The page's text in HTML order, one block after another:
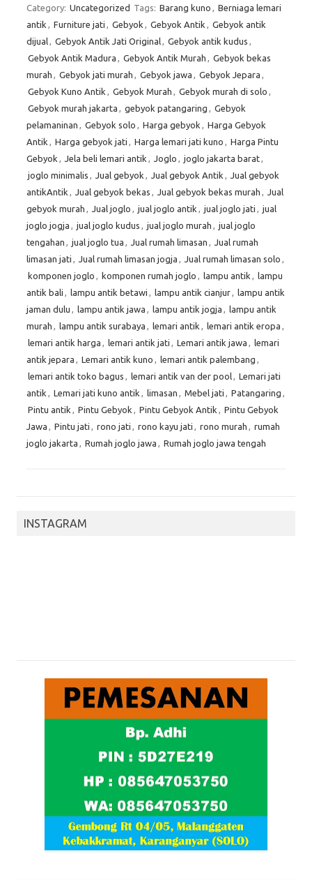
Category: Uncategorized Tags: Barang kuno , Berniaga lemari
antik , Furniture jati , Gebyok , Gebyok Antik , Gebyok antik
dijual, Gebyok Antik Jati Original, Gebyok antik kudus ,
Gebyok Antik Madura , Gebyok Antik Murah , Gebyok bekas
murah , Gebyok jati murah , Gebyok jawa , Gebyok Jepara ,
Gebyok Kuno Antik , Gebyok Murah , Gebyok murah di solo ,
Gebyok murah jakarta , gebyok patangaring , Gebyok
pelamaninan , Gebyok solo , Harga gebyok , Harga Gebyok
Antik , Harga gebyok jati , Harga lemari jati kuno , Harga Pintu
Gebyok , Jela beli lemari antik , Joglo , joglo jakarta barat,
joglo minimalis , Jual gebyok , Jual gebyok Antik , Jual gebyok
antikAntik , Jual gebyok bekas , Jual gebyok bekas murah , Jual
gebyok murah , Jual joglo , jual joglo antik , jual joglo jati , jual
joglo jogja , jual joglo kudus , jual joglo murah , jual joglo
tengahan , jual joglo tua , Jual rumah limasan , Jual rumah
limasan jati , Jual rumah limasan jogja , Jual rumah limasan solo ,
komponen joglo , komponen rumah joglo , lampu antik , lampu
antik bali , lampu antik betawi , lampu antik cianjur, lampu antik
jaman dulu , lampu antik jawa , lampu antik jogja , lampu antik
murah , lampu antik surabaya , lemari antik , lemari antik eropa ,
lemari antik harga , lemari antik jati , Lemari antik jawa , lemari
antik jepara , Lemari antik kuno , lemari antik palembang ,
lemari antik toko bagus , lemari antik van der pool, Lemari jati
antik , Lemari jati kuno antik , limasan , Mebel jati , Patangaring ,
Pintu antik , Pintu Gebyok , Pintu Gebyok Antik , Pintu Gebyok
Jawa , Pintu jati , rono jati , rono kayu jati , rono murah , rumah
joglo jakarta , Rumah joglo jawa , Rumah joglo jawa tengah
INSTAGRAM